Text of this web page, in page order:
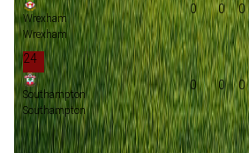
Wrexham
Wrexham
0 0 0
24
Southampton
Southampton
0 0 0
Promotie